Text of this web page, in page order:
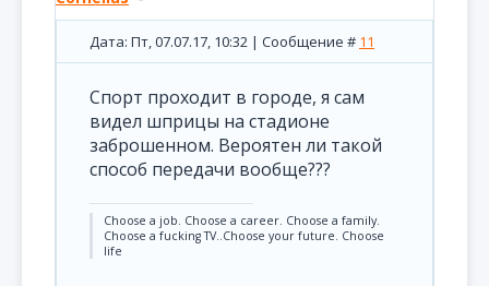
Дата: Пт, 07.07.17, 10:32 | Сообщение # 11
Спорт проходит в городе, я сам
видел шприцы на стадионе
заброшенном. Вероятен ли такой
способ передачи вообще???
Choose a job. Choose a career. Choose a family.
Choose a fucking TV..Choose your future. Choose
life